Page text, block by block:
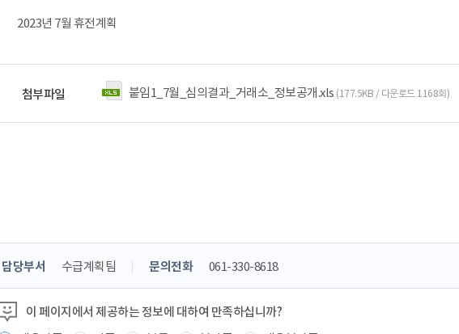
2023년 7월 휴전계획
첨부파일 붙임1_7월_심의결과_거래소_정보공개.xls (177.5KB / 다운로드 1168회)
콘
츠
정
담당부서 수급계획팀 문의전화 061-330-8618
이 페이지에서 제공하는 정보에 대하여 만족하십니까?